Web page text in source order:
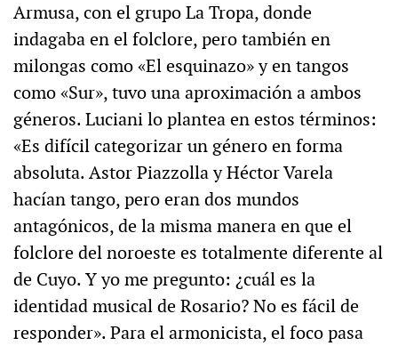
Armusa, con el grupo La Tropa, donde
indagaba en el folclore, pero también en
milongas como «El esquinazo» y en tangos
como «Sur», tuvo una aproximación a ambos
géneros. Luciani lo plantea en estos términos:
«Es difícil categorizar un género en forma
absoluta. Astor Piazzolla y Héctor Varela
hacían tango, pero eran dos mundos
antagónicos, de la misma manera en que el
folclore del noroeste es totalmente diferente al
de Cuyo. Y yo me pregunto: ¿cuál es la
identidad musical de Rosario? No es fácil de
responder». Para el armonicista, el foco pasa